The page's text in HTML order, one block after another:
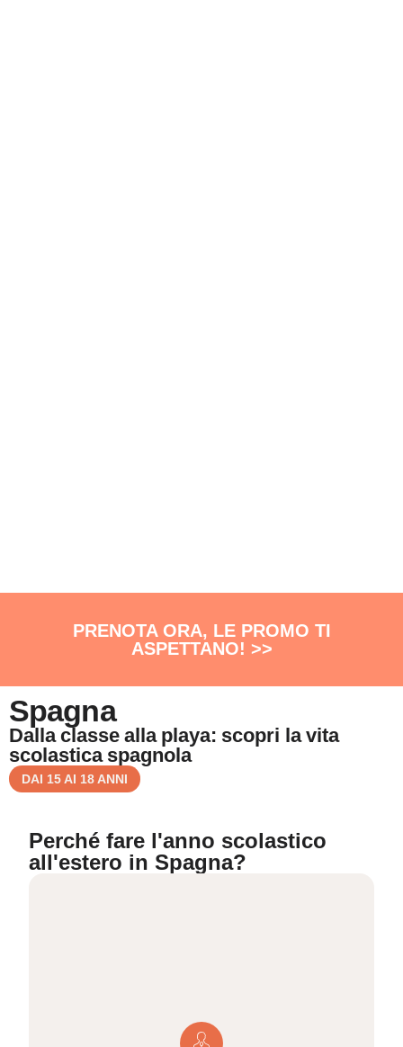
PRENOTA ORA, LE PROMO TI
ASPETTANO! >>
Spagna
Dalla classe alla playa: scopri la vita
scolastica spagnola
DAI 15 AI 18 ANNI
Perché fare l'anno scolastico
all'estero in Spagna?